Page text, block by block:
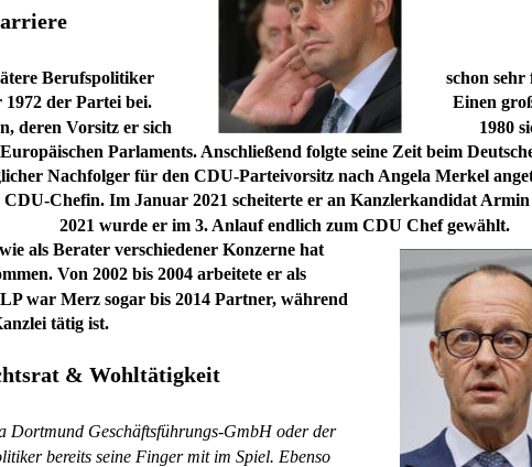
Berufspolitiker
schon
der Partei bei.
Einen
deren Vorsitz er sich
1980
Parlaments. Anschließend folgte seine Zeit beim
Nachfolger für den CDU-Parteivorsitz nach Angela Merkel
CDU-Chefin. Im Januar 2021 scheiterte er an Kanzlerkandidat
2021 wurde er im 3. Anlauf endlich zum CDU Chef gewählt.
als Berater verschiedener Konzerne hat
Von 2002 bis 2004 arbeitete er als
war Merz sogar bis 2014 Partner, während
tätig ist.
& Wohltätigkeit
Dortmund Geschäftsführungs-GmbH oder der
bereits seine Finger mit im Spiel. Ebenso